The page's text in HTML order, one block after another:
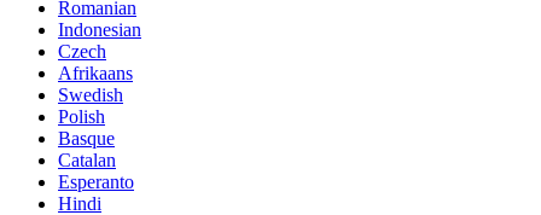
Romanian
Indonesian
Czech
Afrikaans
Swedish
Polish
Basque
Catalan
Esperanto
Hindi